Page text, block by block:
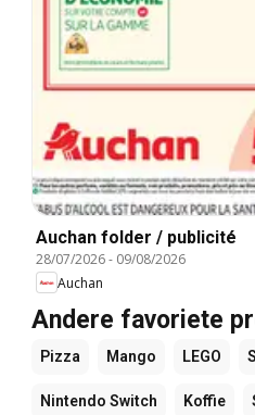
Auchan folder / publicité
28/07/2026- 09/08/2026
Auchan
Andere favoriete
Pizza Mango LEGO
Nintendo Switch Koffie